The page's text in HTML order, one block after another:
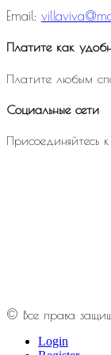
Email:
Платите как
Платите любым
Социальные сети
Присоединяйтесь
© Все права
Login